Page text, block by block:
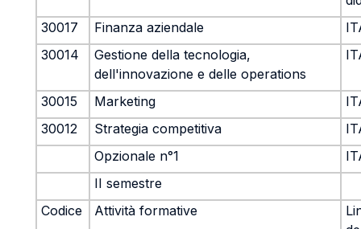
30017
Finanza aziendale
30014
Gestione della tecnologia,
dell'innovazione e delle operations
30015 Marketing
30012
Strategia competitiva
Opzionale n°1
II semestre
Codice
Attività formative